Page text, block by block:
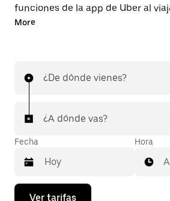
funciones de la app de Uber al
aeropuerto MQT. Solicita viajes de
sencilla.
More
¿De dónde vienes?
¿A dónde vas?
Fecha
Presiona
Hora
Ver tarifas